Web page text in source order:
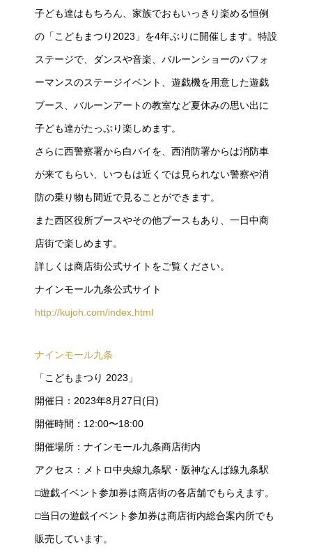
子ども達はもちろん、家族でおもいっきり楽める恒例
の「こどもまつり2023」を4年ぶりに開催します。特設
ステージで、ダンスや音楽、バルーンショーのパフォ
ーマンスのステージイベント、遊戯機を用意した遊戯
ブース、バルーンアートの教室など夏休みの思い出に
子ども達がたっぷり楽しめます。
さらに西警察署から白バイを、西消防署からは消防車
が来てもらい、いつもは近くでは見られない警察や消
防の乗り物も間近で見ることができます。
また西区役所ブースやその他ブースもあり、一日中商
店街で楽しめます。
詳しくは商店街公式サイトをご覧ください。
ナインモール九条公式サイト
http://kujoh.com/index.html
ナインモール九条
「こどもまつり 2023」
開催日：2023年8月27日(日)
開催時間：12:00〜18:00
開催場所：ナインモール九条商店街内
アクセス：メトロ中央線九条駅・阪神なんば線九条駅
□遊戯イベント参加券は商店街の各店舗でもらえます。
□当日の遊戯イベント参加券は商店街内総合案内所でも
販売しています。